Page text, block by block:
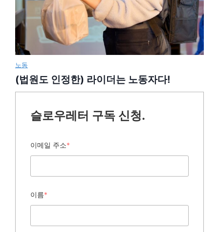
노동
(법원도 인정한) 라이더는 노동자다!
슬로우레터 구독 신청.
이메일 주소*
이름*